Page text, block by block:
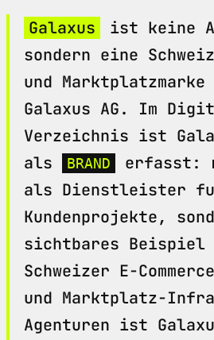
Galaxus
ist keine
sondern eine
und
Galaxus AG. Im
Verzeichnis ist
als
BRAND
erfasst:
als Dienstleister
Kundenprojekte,
sichtbares Beispiel
Schweizer E-
und Marktplatz-
Agenturen ist